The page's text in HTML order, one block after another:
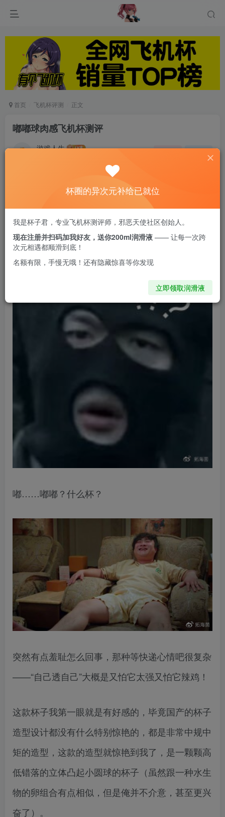
首页 飞机杯评测 正文
嘟嘟球肉感飞机杯测评
游戏人生
​​我的小名叫“嘟嘟”，春风的工作人员联系到我：“我
们新出了一款杯子，好看，好玩，要不要试试，叫
嘟嘟球飞机杯…”
嘟……嘟嘟？什么杯？
突然有点羞耻怎么回事，那种等快递心情吧很复杂
——“自己透自己”大概是又怕它太强又怕它辣鸡！
这款杯子我第一眼就是有好感的，毕竟国产的杯子
造型设计都没有什么特别惊艳的，都是非常中规中
矩的造型，这款的造型就惊艳到我了，是一颗颗高
低错落的立体凸起小圆球的杯子（虽然跟一种水生
物的卵组合有点相似，但是俺并不介意，甚至更兴
奋了）。
杯圈的异次元补给已就位
我是杯子君，专业飞机杯测评师，邪恶天使社区创始人。
现在注册并扫码加我好友，送你200ml润滑液 —— 让每一次跨
次元相遇都顺滑到底！
名额有限，手慢无哦！还有隐藏惊喜等你发现
立即领取润滑液